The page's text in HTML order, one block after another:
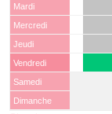
Mardi
Mercredi
Jeudi
Vendredi
Samedi
Dimanche